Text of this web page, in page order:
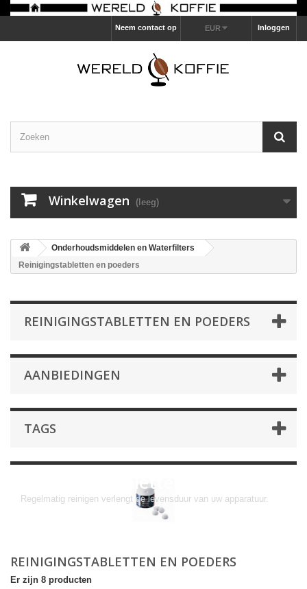
Inloggen
EUR
Neem contact op
Winkelwagen (leeg)
Onderhoudsmiddelen en Waterfilters
Reinigingstabletten en poeders
REINIGINGSTABLETTEN EN POEDERS
AANBIEDINGEN
TAGS
Reinigingstabletten en poeders
Regelmatig reinigen verlengt de levensduur van uw apparatuur.
REINIGINGSTABLETTEN EN POEDERS
Er zijn 8 producten